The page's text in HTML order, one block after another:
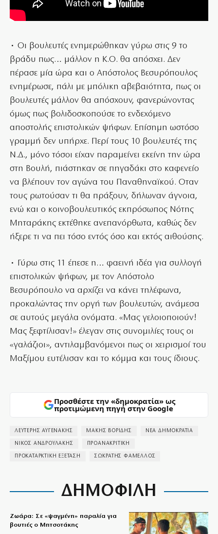
• Οι βουλευτές ενημερώθηκαν γύρω στις 9 το
βράδυ πως… μάλλον η Κ.Ο. θα απόσχει. Δεν
πέρασε μία ώρα και ο Απόστολος Βεσυρόπουλος
ενημέρωσε, πάλι με μπόλικη αβεβαιότητα, πως οι
βουλευτές μάλλον θα απόσχουν, φανερώνοντας
όμως πως βολιδοσκοπούσε το ενδεχόμενο
αποστολής επιστολικών ψήφων. Επίσημη ωστόσο
γραμμή δεν υπήρχε. Περί τους 10 βουλευτές της
Ν.Δ., μόνο τόσοι είχαν παραμείνει εκείνη την ώρα
στη Βουλή, πιάστηκαν σε πηγαδάκι στο καφενείο
να βλέπουν τον αγώνα του Παναθηναϊκού. Οταν
τους ρωτούσαν τι θα πράξουν, δήλωναν άγνοια,
ενώ και ο κοινοβουλευτικός εκπρόσωπος Νότης
Μηταράκης εκτέθηκε ανεπανόρθωτα, καθώς δεν
ήξερε τι να πει τόσο εντός όσο και εκτός αιθούσης.
• Γύρω στις 11 έπεσε η… φαεινή ιδέα για συλλογή
επιστολικών ψήφων, με τον Απόστολο
Βεσυρόπουλο να αρχίζει να κάνει τηλέφωνα,
προκαλώντας την οργή των βουλευτών, ανάμεσα
σε αυτούς μεγάλα ονόματα. «Μας γελοιοποιούν!
Μας ξεφτίλισαν!» έλεγαν στις συνομιλίες τους οι
«γαλάζιοι», αντιλαμβανόμενοι πως οι χειρισμοί του
Μαξίμου ευτέλισαν και το κόμμα και τους ίδιους.
Προσθέστε την «δημοκρατία» ως
προτιμώμενη πηγή στην Google
ΛΕΥΤΕΡΗΣ ΑΥΓΕΝΑΚΗΣ ΜΑΚΗΣ ΒΟΡΙΔΗΣ ΝΕΑ ΔΗΜΟΚΡΑΤΙΑ
ΝΙΚΟΣ ΑΝΔΡΟΥΛΑΚΗΣ ΠΡΟΑΝΑΚΡΙΤΙΚΗ
ΠΡΟΚΑΤΑΡΚΤΙΚΗ ΕΞΕΤΑΣΗ ΣΩΚΡΑΤΗΣ ΦΑΜΕΛΛΟΣ
ΔΗΜΟΦΙΛΗ
Ζωάρα: Σε «ψαγμένη» παραλία για
βουτιές ο Μητσοτάκης